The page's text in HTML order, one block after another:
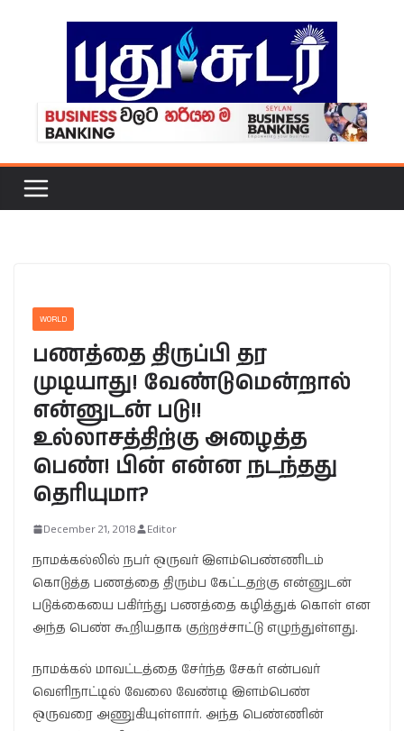
WORLD
பணத்தை திருப்பி தர
முடியாது! வேண்டுமென்றால்
என்னுடன் படு!!
உல்லாசத்திற்கு அழைத்த
பெண்! பின் என்ன நடந்தது
தெரியுமா?
December 21, 2018 Editor
நாமக்கல்லில் நபர் ஒருவர் இளம்பெண்ணிடம்
கொடுத்த பணத்தை திரும்ப கேட்டதற்கு என்னுடன்
படுக்கையை பகிர்ந்து பணத்தை கழித்துக் கொள் என
அந்த பெண் கூறியதாக குற்றச்சாட்டு எழுந்துள்ளது.
நாமக்கல் மாவட்டத்தை சேர்ந்த சேகர் என்பவர்
வெளிநாட்டில் வேலை வேண்டி இளம்பெண்
ஒருவரை அணுகியுள்ளார். அந்த பெண்ணின்